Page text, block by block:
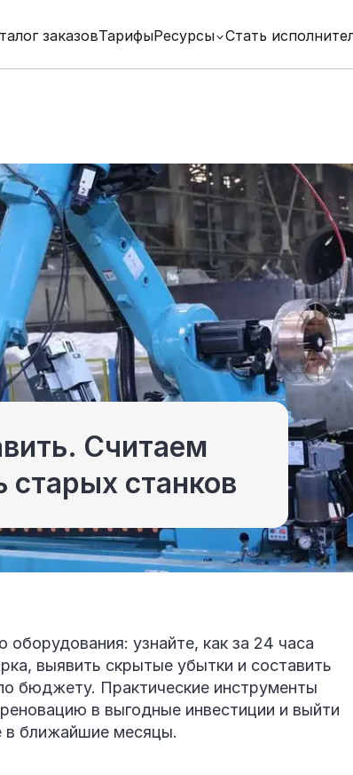
заказовТарифыРесурсы Стать
Считаем
старых станков
оборудования: узнайте, как за 24 часа
выявить скрытые убытки и составить
бюджету. Практические инструменты
в выгодные инвестиции и выйти
в ближайшие месяцы.